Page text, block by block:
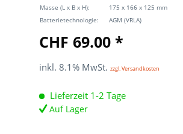
Masse (L x B x H):
175 x 166 x 125 mm
Batterietechnologie:
AGM (VRLA)
CHF 69.00 *
inkl. 8.1% MwSt. zzgl. Versandkosten
Lieferzeit 1-2 Tage
Auf Lager